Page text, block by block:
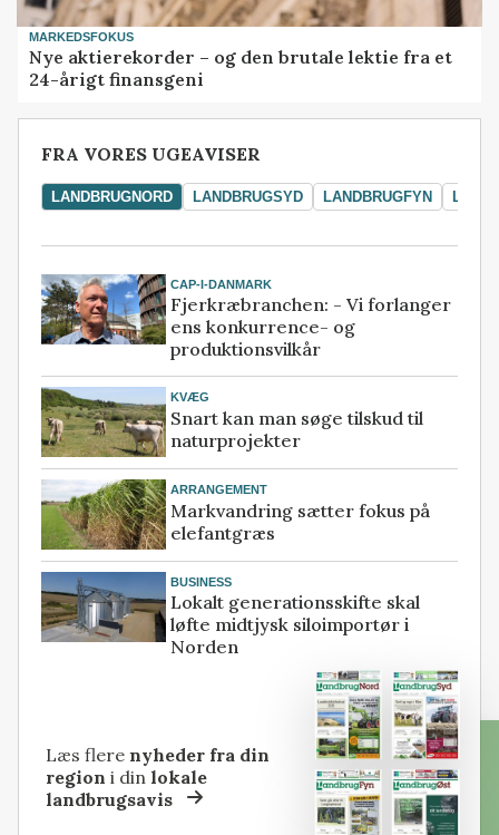
MARKEDSFOKUS
Nye aktierekorder – og den brutale lektie fra et
24-årigt finansgeni
FRA VORES UGEAVISER
LANDBRUGNORD LANDBRUGSYD LANDBRUGFYN
CAP-I-DANMARK
Fjerkræbranchen: - Vi forlanger
ens konkurrence- og
produktionsvilkår
KVÆG
Snart kan man søge tilskud til
naturprojekter
ARRANGEMENT
Markvandring sætter fokus på
elefantgræs
BUSINESS
Lokalt generationsskifte skal
løfte midtjysk siloimportør i
Norden
Læs flere nyheder fra din
region i dinlokale
landbrugsavis